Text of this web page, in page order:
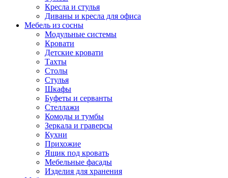
Кресла и стулья
Диваны и кресла для офиса
Мебель из сосны
Модульные системы
Кровати
Детские кровати
Тахты
Столы
Стулья
Шкафы
Буфеты и серванты
Стеллажи
Комоды и тумбы
Зеркала и граверсы
Кухни
Прихожие
Ящик под кровать
Мебельные фасады
Изделия для хранения